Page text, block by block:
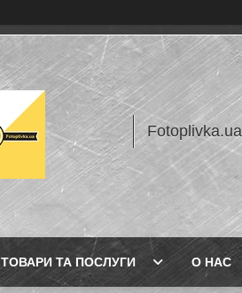
Fotoplivka.ua
ТОВАРИ ТА ПОСЛУГИ О НАС